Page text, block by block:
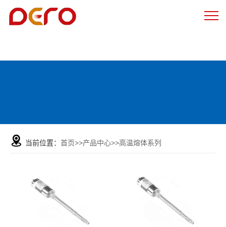
当前位置： 首页>>产品中心>>高温熔体系列